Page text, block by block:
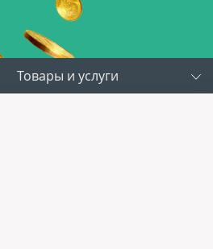
Товары и услуги